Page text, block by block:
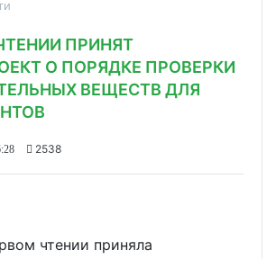
ПРИНЯТ
О ПОРЯДКЕ ПРОВЕРКИ
ВЕЩЕСТВ ДЛЯ
2538
чтении приняла